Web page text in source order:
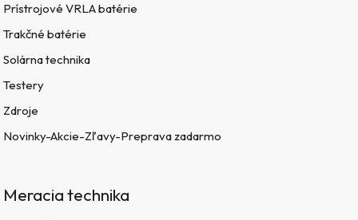
Prístrojové VRLA batérie
Trakčné batérie
Solárna technika
Testery
Zdroje
Novinky-Akcie-Zľavy-Preprava zadarmo
Meracia technika